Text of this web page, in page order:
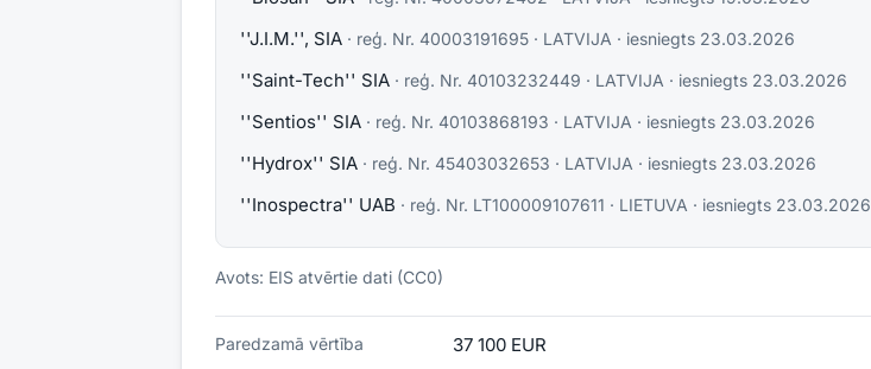
''J.I.M.'', SIA · reģ. Nr. 40003191695 · LATVIJA · iesniegts 23.03.2026
''Saint-Tech'' SIA · reģ. Nr. 40103232449 · LATVIJA · iesniegts 23.03.2026
''Sentios'' SIA · reģ. Nr. 40103868193 · LATVIJA · iesniegts 23.03.2026
''Hydrox'' SIA · reģ. Nr. 45403032653 · LATVIJA · iesniegts 23.03.2026
''Inospectra'' UAB · reģ. Nr. LT100009107611 · LIETUVA · iesniegts 23.03.2026
Avots: EIS atvērtie dati (CC0)
Paredzamā vērtība 37 100 EUR